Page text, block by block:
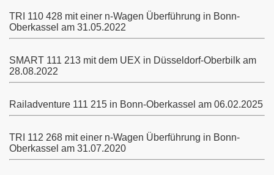
TRI 110 428 mit einer n-Wagen Überführung in Bonn-
Oberkassel am 31.05.2022
SMART 111 213 mit dem UEX in Düsseldorf-Oberbilk am
28.08.2022
Railadventure 111 215 in Bonn-Oberkassel am 06.02.2025
TRI 112 268 mit einer n-Wagen Überführung in Bonn-
Oberkassel am 31.07.2020